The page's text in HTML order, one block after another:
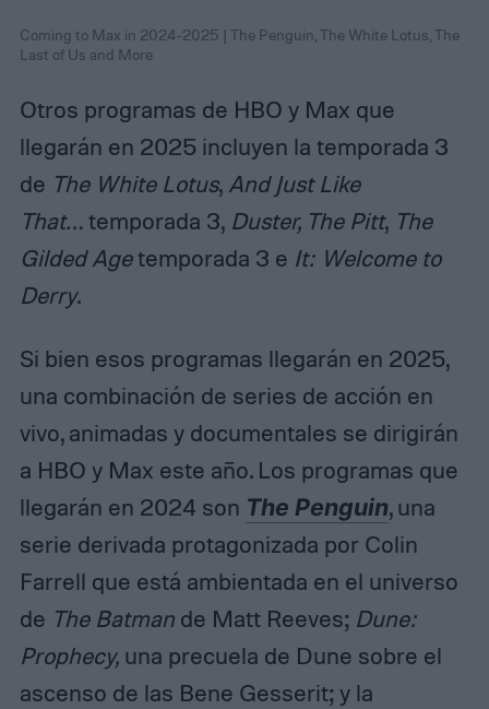
Coming to Max in 2024-2025 | The Penguin, The White Lotus, The
Last of Us and More
Otros programas de HBO y Max que
llegarán en 2025 incluyen la temporada 3
de The White Lotus, And Just Like
That…temporada 3, Duster, The Pitt, The
Gilded Agetemporada 3 e It: Welcome to
Derry.
Si bien esos programas llegarán en 2025,
una combinación de series de acción en
vivo, animadas y documentales se dirigirán
a HBO y Max este año. Los programas que
llegarán en 2024 son The Penguin, una
serie derivada protagonizada por Colin
Farrell que está ambientada en el universo
de The Batman de Matt Reeves; Dune:
Prophecy, una precuela de Dune sobre el
ascenso de las Bene Gesserit; y la